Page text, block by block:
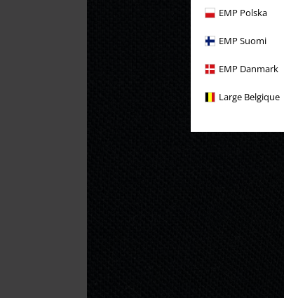
EMP Polska
EMP Suomi
EMP Danmark
Large Belgique